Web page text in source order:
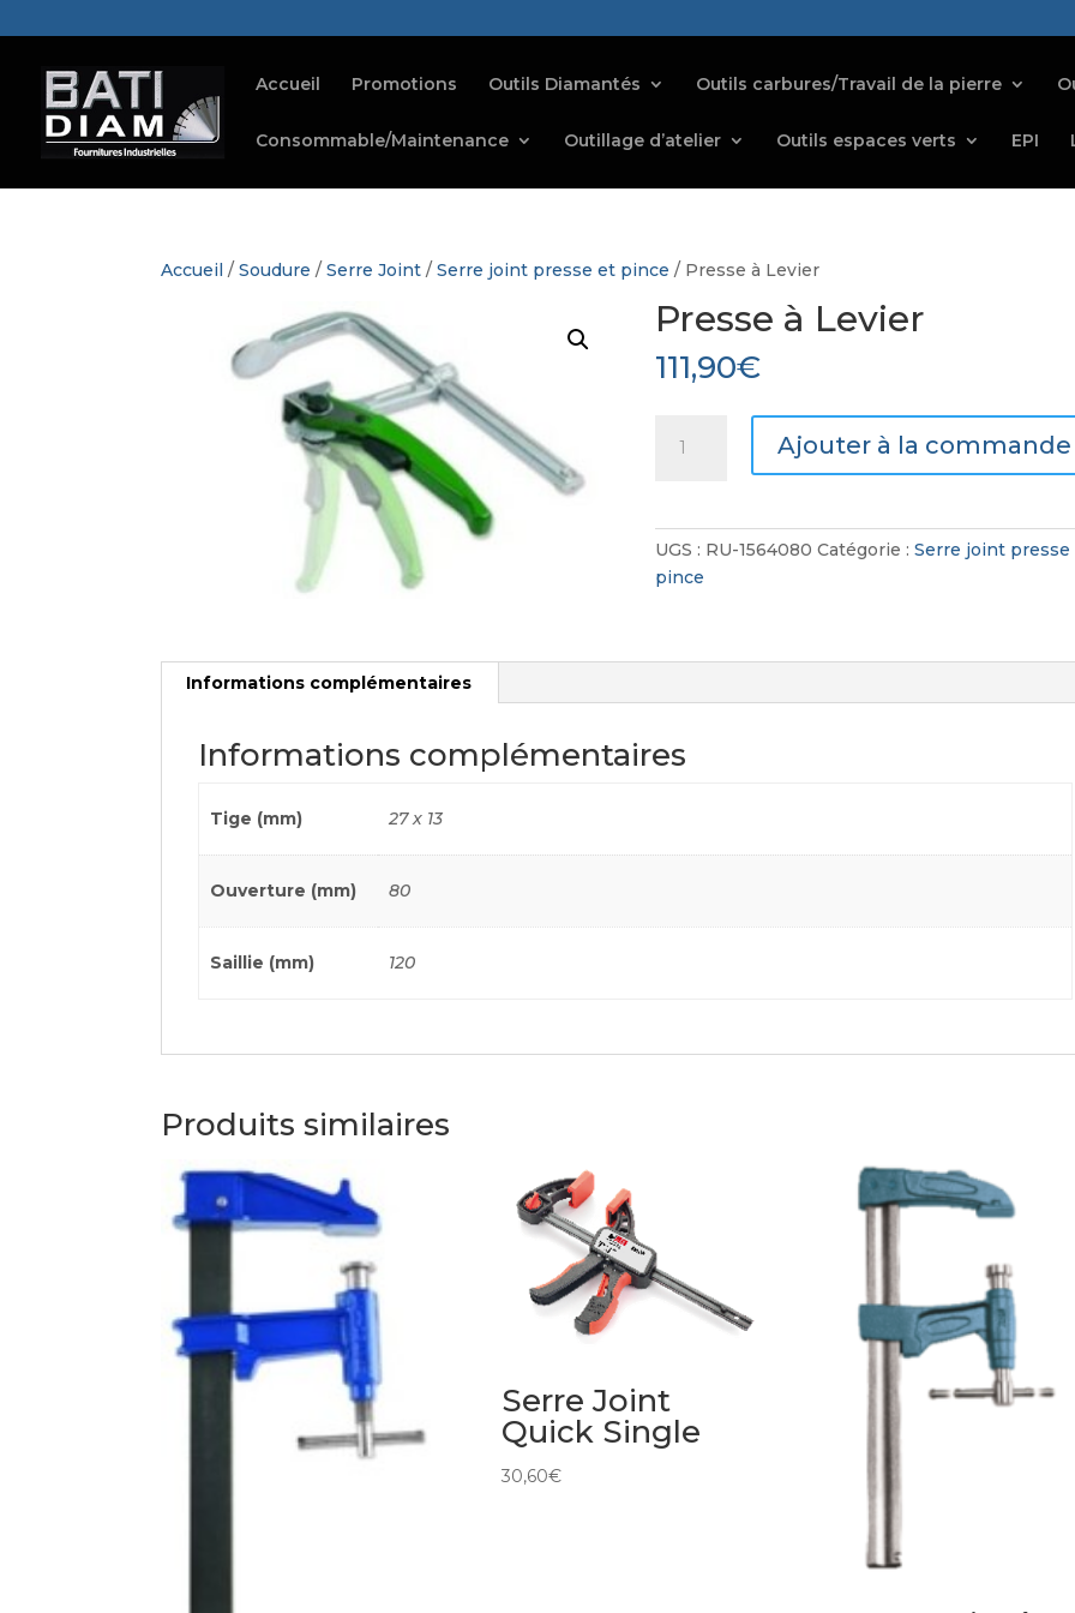
Accueil Promotions Outils Diamantés Outils carbures/Travail de la pierre
Consommable/Maintenance Outillage d’atelier Outils espaces verts EPI
Accueil /Soudure /Serre Joint /Serre joint presse et pince / Presse à Levier
Presse à Levier
111,90€
Ajouter à la commande
UGS : RU-1564080 Catégorie :Serre joint presse
pince
Informations complémentaires
Informations complémentaires
Tige (mm) 27 x 13
Ouverture (mm) 80
Saillie (mm) 120
Produits similaires
Serre Joint
Quick Single
30,60€